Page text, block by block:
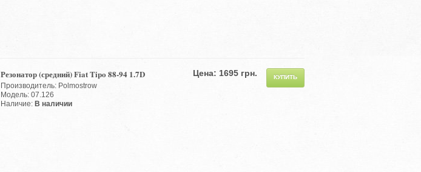
Цена: 1695 грн.
Резонатор (средний) Fiat Tipo 88-94 1.7D
Производитель: Polmostrow
Модель: 07.126
Наличие: В наличии